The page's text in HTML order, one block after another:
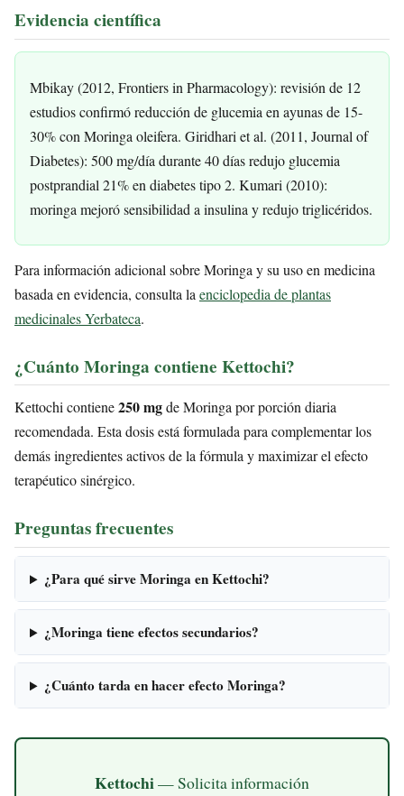
Evidencia científica
Mbikay (2012, Frontiers in Pharmacology): revisión de 12
estudios confirmó reducción de glucemia en ayunas de 15-
30% con Moringa oleifera. Giridhari et al. (2011, Journal of
Diabetes): 500 mg/día durante 40 días redujo glucemia
postprandial 21% en diabetes tipo 2. Kumari (2010):
moringa mejoró sensibilidad a insulina y redujo triglicéridos.
Para información adicional sobre Moringa y su uso en medicina
basada en evidencia, consulta la enciclopedia de plantas
medicinales Yerbateca.
¿Cuánto Moringa contiene Kettochi?
Kettochi contiene250 mgde Moringa por porción diaria
recomendada. Esta dosis está formulada para complementar los
demás ingredientes activos de la fórmula y maximizar el efecto
terapéutico sinérgico.
Preguntas frecuentes
¿Para qué sirve Moringa en Kettochi?
¿Moringa tiene efectos secundarios?
¿Cuánto tarda en hacer efecto Moringa?
Kettochi— Solicita información